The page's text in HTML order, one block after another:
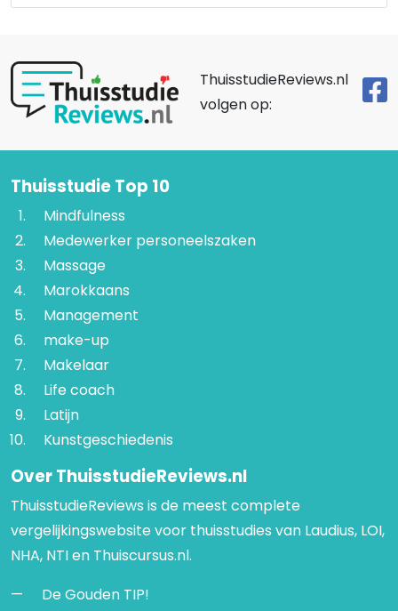
ThuisstudieReviews.nl
volgen op:
Thuisstudie Top 10
Mindfulness
Medewerker personeelszaken
Massage
Marokkaans
Management
make-up
Makelaar
Life coach
Latijn
Kunstgeschiedenis
Over ThuisstudieReviews.nl
ThuisstudieReviews is de meest complete
vergelijkingswebsite voor thuisstudies van Laudius, LOI,
NHA, NTI en Thuiscursus.nl.
De Gouden TIP!